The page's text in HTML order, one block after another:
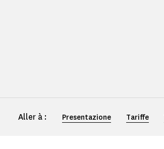
Aller à : Presentazione Tariffe